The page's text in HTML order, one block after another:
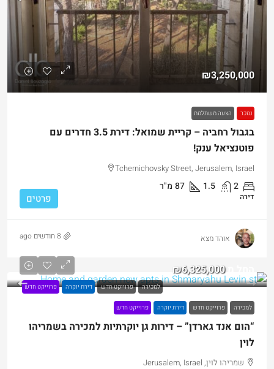
₪3,250,000
נמכר הצעה משתלמת
בגבול רחביה – קריית שמואל: דירת 3.5 חדרים עם
פוטנציאל ענק!
Tchernichovsky Street, Jerusalem, Israel
2
1.5
87 מ"ר
דירה פרטים
אוהד מצא 8 חודשים ago
למכירה פרוייקט חדש דירת יוקרה פרוייקט חדש
החל מ₪6,325,000
למכירה פרוייקט חדש דירת יוקרה פרוייקט חדש
“הום אנד גארדן” – דירות גן יוקרתיות למכירה בשמריהו
לוין
שמריהו לוין, Jerusalem, Israel